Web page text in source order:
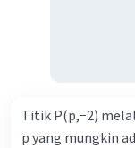
Titik P(p,−2)
p yang mungkin